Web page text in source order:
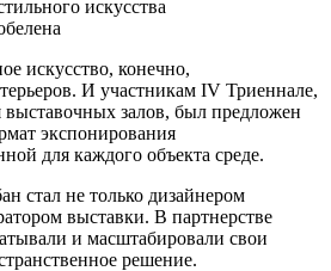
искусства
искусство, конечно,
И участникам IV Триеннале,
залов, был предложен
экспонирования
для каждого объекта среде.
стал не только дизайнером
выставки. В партнерстве
и масштабировали свои
решение.